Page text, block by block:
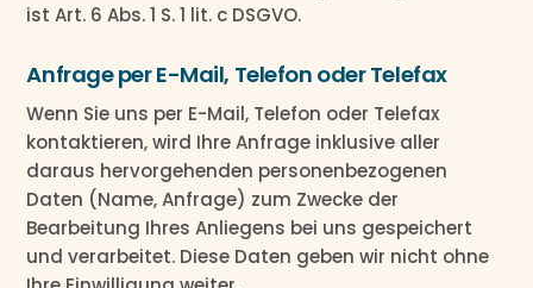
ist Art. 6 Abs. 1 S. 1 lit. c DSGVO.
Anfrage per E-Mail, Telefon oder Telefax
Wenn Sie uns per E-Mail, Telefon oder Telefax
kontaktieren, wird Ihre Anfrage inklusive aller
daraus hervorgehenden personenbezogenen
Daten (Name, Anfrage) zum Zwecke der
Bearbeitung Ihres Anliegens bei uns gespeichert
und verarbeitet. Diese Daten geben wir nicht ohne